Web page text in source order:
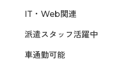
IT・Web関連
派遣スタッフ活躍中
車通勤可能